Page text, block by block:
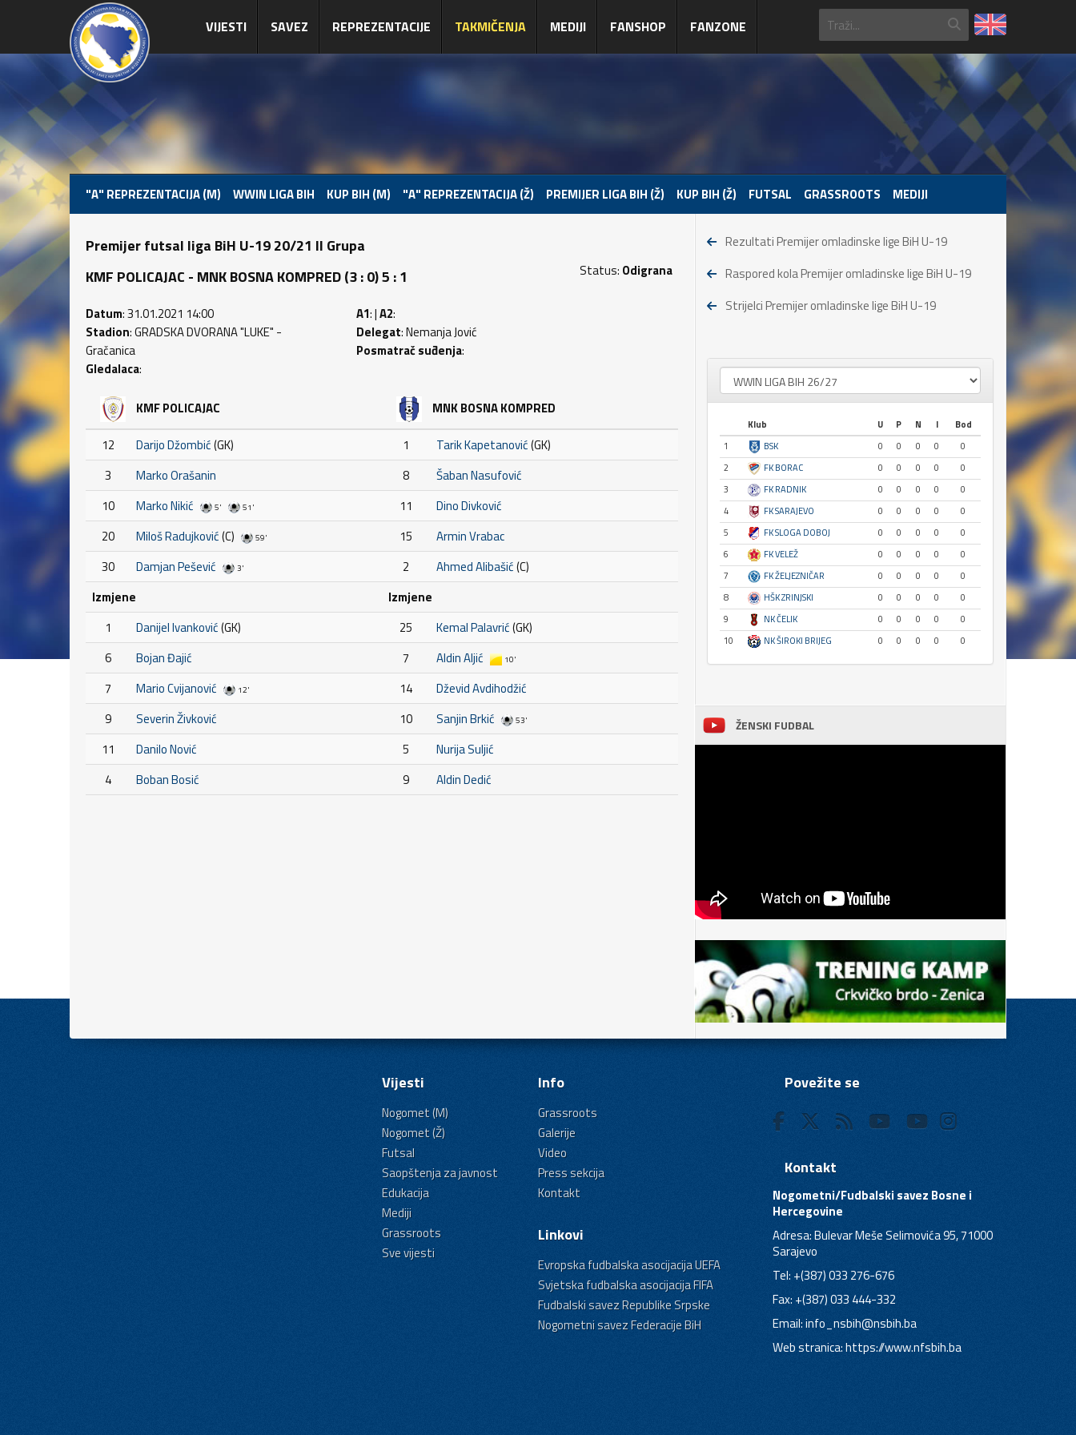
VIJESTI SAVEZ REPREZENTACIJE TAKMIČENJA MEDIJI FANSHOP FANZONE
"A" REPREZENTACIJA (M) WWIN LIGA BIH KUP BIH (M) "A" REPREZENTACIJA (Ž) PREMIJER LIGA BIH (Ž) KUP BIH (Ž) FUTSAL GRASSROOTS MEDIJI
Premijer futsal liga BiH U-19 20/21 II Grupa
KMF POLICAJAC - MNK BOSNA KOMPRED (3 : 0) 5 : 1
Status: Odigrana
Datum: 31.01.2021 14:00
Stadion: GRADSKA DVORANA "LUKE" -
Gračanica
Gledalaca:
A1: |A2:
Delegat: Nemanja Jović
Posmatrač suđenja:
KMF POLICAJAC
12 Darijo Džombić(GK)
3
Marko Orašanin
10
Marko Nikić 5' 51'
20 Miloš Radujković(C) 59'
30 Damjan Pešević 3'
Izmjene
1
Danijel Ivanković(GK)
6
Bojan Đajić
7
Mario Cvijanović 12'
9
Severin Živković
11
Danilo Nović
4
Boban Bosić
MNK BOSNA KOMPRED
1 Tarik Kapetanović(GK)
8
Šaban Nasufović
11
Dino Divković
15
Armin Vrabac
2
Ahmed Alibašić(C)
Izmjene
25
Kemal Palavrić(GK)
7
Aldin Aljić 10'
14
Dževid Avdihodžić
10
Sanjin Brkić 53'
5
Nurija Suljić
9
Aldin Dedić
Rezultati Premijer omladinske lige BiH U-19
Raspored kola Premijer omladinske lige BiH U-19
Strijelci Premijer omladinske lige BiH U-19
Klub U P N I
Bod
1
BSK 0 0 0 0
0
2
FK BORAC 0 0 0 0
0
3
FK RADNIK 0 0 0 0
0
4
FK SARAJEVO 0 0 0 0
0
5
FK SLOGA DOBOJ 0 0 0 0
0
6
FK VELEŽ 0 0 0 0
0
7
FK ŽELJEZNIČAR 0 0 0 0
0
8
HŠK ZRINJSKI 0 0 0 0
0
9
NK ČELIK 0 0 0 0
0
10
NK ŠIROKI BRIJEG 0 0 0 0 0
ŽENSKI FUDBAL
Vijesti
Nogomet (M)
Nogomet (Ž)
Futsal
Saopštenja za javnost
Edukacija
Mediji
Grassroots
Sve vijesti
Info
Grassroots
Galerije
Video
Press sekcija
Kontakt
Linkovi
Evropska fudbalska asocijacija UEFA
Svjetska fudbalska asocijacija FIFA
Fudbalski savez Republike Srpske
Nogometni savez Federacije BiH
Povežite se
Kontakt
Nogometni/Fudbalski savez Bosne i
Hercegovine
Adresa: Bulevar Meše Selimovića 95, 71000
Sarajevo
Tel: +(387) 033 276-676
Fax: +(387) 033 444-332
Email:info_nsbih@nsbih.ba
Web stranica: https://www.nfsbih.ba